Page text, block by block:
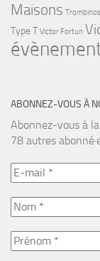
Maisons
Type T Victor Fortun
ABONNEZ-VOUS À
Abonnez-vous à
78 autres